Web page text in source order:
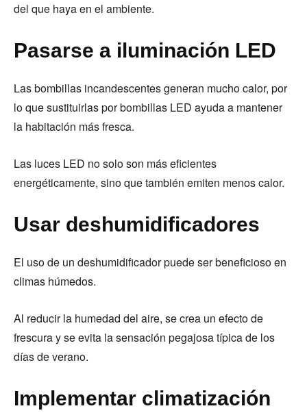
del que haya en el ambiente.
Pasarse a iluminación LED
Las bombillas incandescentes generan mucho calor, por
lo que sustituirlas por bombillas LED ayuda a mantener
la habitación más fresca.
Las luces LED no solo son más eficientes
energéticamente, sino que también emiten menos calor.
Usar deshumidificadores
El uso de un deshumidificador puede ser beneficioso en
climas húmedos.
Al reducir la humedad del aire, se crea un efecto de
frescura y se evita la sensación pegajosa típica de los
días de verano.
Implementar climatización